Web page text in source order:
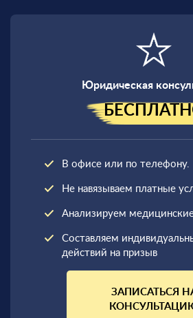
Юридическая
В офисе или по телефону.
Не навязываем платные
Анализируем
Составляем
действий на призыв
ЗАПИСАТЬСЯ